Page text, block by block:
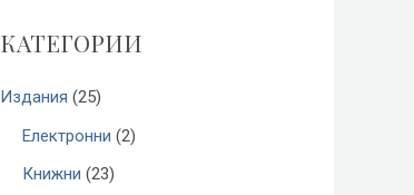
c
f
КАТЕГОРИИ
Издания (25)
Електронни (2)
Книжни (23)